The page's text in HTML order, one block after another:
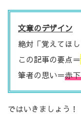
文章のデザイン
絶対「覚えてほ
この記事の要点＝
筆者の思い＝赤
ではいきましょう！